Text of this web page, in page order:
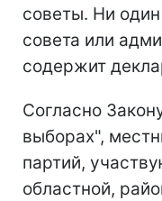
советы. Ни
совета или
содержит
Согласно
выборах",
партий,
областной,